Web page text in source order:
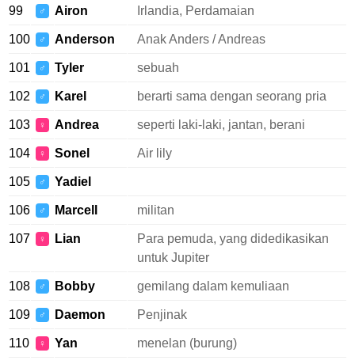
99 ♂ Airon Irlandia, Perdamaian
100 ♂ Anderson Anak Anders / Andreas
101 ♂ Tyler sebuah
102 ♂ Karel berarti sama dengan seorang pria
103 ♀ Andrea seperti laki-laki, jantan, berani
104 ♀ Sonel Air lily
105 ♂ Yadiel
106 ♂ Marcell militan
107 ♀ Lian
Para pemuda, yang didedikasikan
untuk Jupiter
108 ♂ Bobby gemilang dalam kemuliaan
109 ♂ Daemon Penjinak
110 ♀ Yan menelan (burung)